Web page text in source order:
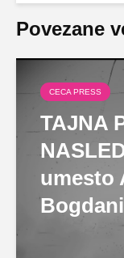
Povezane
CECA PRESS
TAJNA
umesto